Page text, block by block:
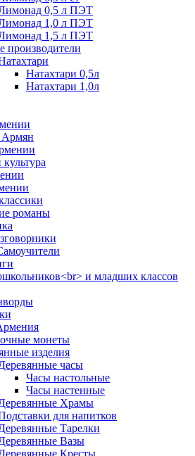
0,5 л ПЭТ
1,0 л ПЭТ
1,5 л ПЭТ
производители
Натахтари 0,5л
Натахтари 1,0л
Армян
романы
и младших классов
монеты
изделия
часы
Часы настольные
Часы настенные
Храмы
для напитков
Тарелки
Вазы
Кресты